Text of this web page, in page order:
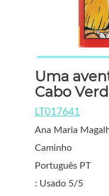
Uma
Cabo
LT017641
Ana Maria
Caminho
Português PT
: Usado 5/5